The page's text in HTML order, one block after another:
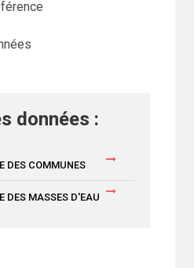
données :
DES COMMUNES
DES MASSES D'EAU